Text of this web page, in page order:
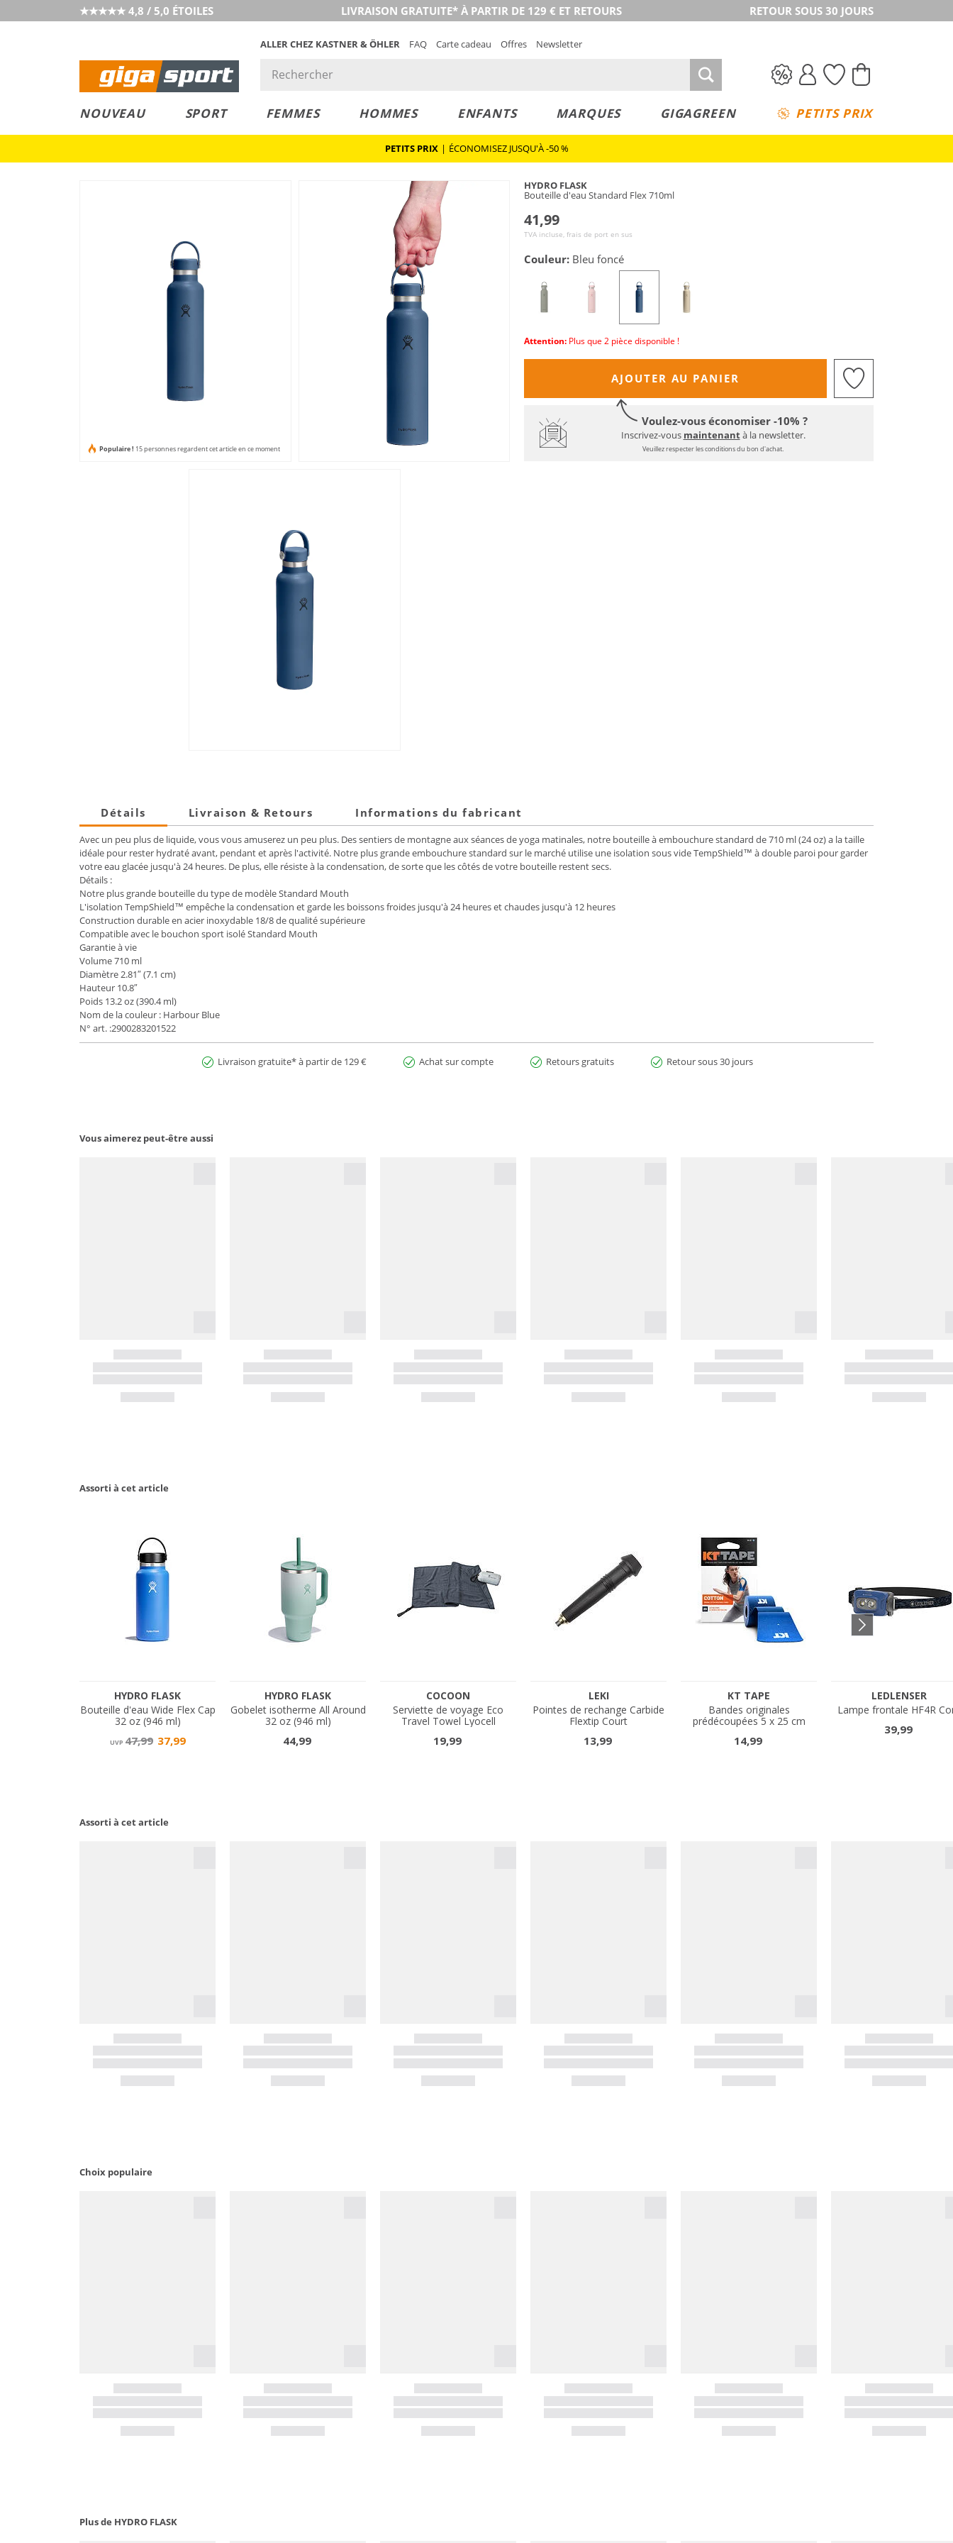
★★★★★ 4,8 / 5,0 ÉTOILES LIVRAISON GRATUITE* À PARTIR DE 129 € ET RETOURS RETOUR SOUS 30 JOURS
ALLER CHEZ KASTNER & ÖHLER FAQ Carte cadeau Offres Newsletter
NOUVEAU SPORT FEMMES HOMMES ENFANTS MARQUES GIGAGREEN PETITS PRIX
PETITS PRIX | ÉCONOMISEZ JUSQU'À -50 %
Populaire ! 15 personnes regardent cet article en ce moment
HYDRO FLASK
Bouteille d'eau Standard Flex 710ml
41,99
TVA incluse, frais de port en sus
Couleur: Bleu foncé
Attention: Plus que 2 pièce disponible !
AJOUTER AU PANIER
Voulez-vous économiser -10% ?
Inscrivez-vous maintenantà la newsletter.
Veuillez respecter les conditions du bon d'achat.
Détails Livraison & Retours Informations du fabricant
Avec un peu plus de liquide, vous vous amuserez un peu plus. Des sentiers de montagne aux séances de yoga matinales, notre bouteille à embouchure standard de 710 ml (24 oz) a la taille
idéale pour rester hydraté avant, pendant et après l'activité. Notre plus grande embouchure standard sur le marché utilise une isolation sous vide TempShield™ à double paroi pour garder
votre eau glacée jusqu'à 24 heures. De plus, elle résiste à la condensation, de sorte que les côtés de votre bouteille restent secs.
Détails :
Notre plus grande bouteille du type de modèle Standard Mouth
L'isolation TempShield™ empêche la condensation et garde les boissons froides jusqu'à 24 heures et chaudes jusqu'à 12 heures
Construction durable en acier inoxydable 18/8 de qualité supérieure
Compatible avec le bouchon sport isolé Standard Mouth
Garantie à vie
Volume 710 ml
Diamètre 2.81″ (7.1 cm)
Hauteur 10.8″
Poids 13.2 oz (390.4 ml)
Nom de la couleur : Harbour Blue
N° art. :2900283201522
Livraison gratuite* à partir de 129 € Achat sur compte Retours gratuits Retour sous 30 jours
Vous aimerez peut-être aussi
Assorti à cet article
Assorti à cet article
Choix populaire
Plus de HYDRO FLASK